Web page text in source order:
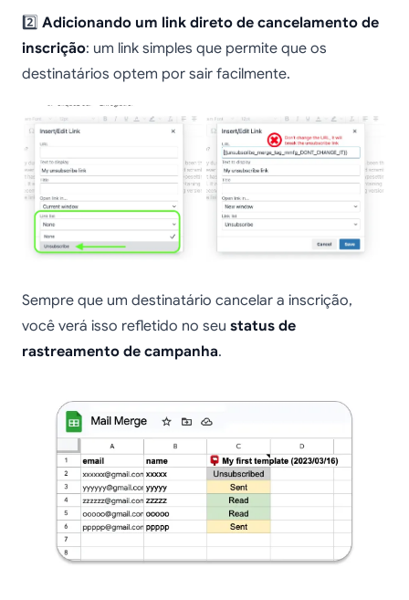
2️⃣ Adicionando um link direto de cancelamento de
inscrição: um link simples que permite que os
destinatários optem por sair facilmente.
Sempre que um destinatário cancelar a inscrição,
você verá isso refletido no seu status de
rastreamento de campanha.